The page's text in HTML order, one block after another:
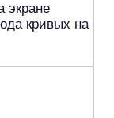
экране
кривых на